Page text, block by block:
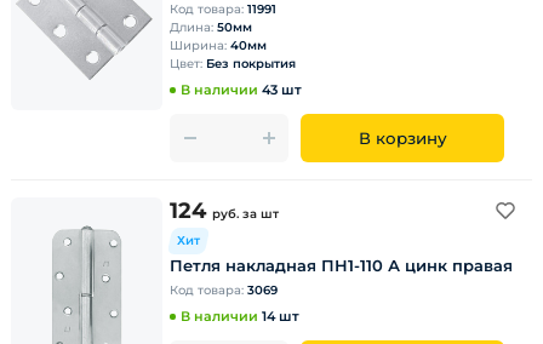
Код товара: 11991
Длина: 50мм
Ширина: 40мм
Цвет: Без покрытия
В наличии 43 шт
В корзину
124 руб. за шт
Хит
Петля накладная ПН1-110 А цинк правая
Код товара: 3069
В наличии 14 шт